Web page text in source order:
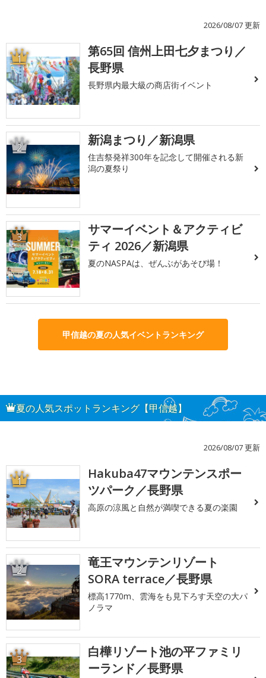
2026/08/07 更新
1
第65回 信州上田七夕まつり／
長野県
長野県内最大級の商店街イベント
2 新潟まつり／新潟県
住吉祭発祥300年を記念して開催される新
潟の夏祭り
3
サマーイベント＆アクティビ
ティ 2026／新潟県
夏のNASPAは、ぜんぶがあそび場！
甲信越の夏の人気イベントランキング
夏の人気スポットランキング【甲信越】
2026/08/07 更新
1
Hakuba47マウンテンスポー
ツパーク／長野県
高原の涼風と自然が満喫できる夏の楽園
2
竜王マウンテンリゾート
SORA terrace／長野県
標高1770m、雲海をも見下ろす天空の大パ
ノラマ
3
白樺リゾート池の平ファミリ
ーランド／長野県